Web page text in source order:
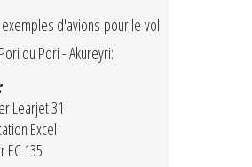
d'avions pour le vol
ou Pori - Akureyri:
Learjet 31
Excel
EC 135